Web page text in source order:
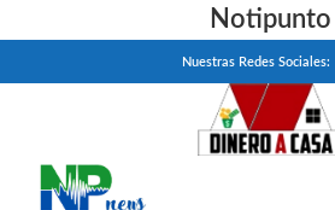
Notipunto
Nuestras Redes Sociales: